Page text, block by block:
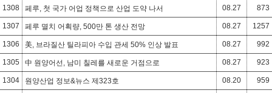
1308 페루, 첫 국가 어업 정책으로 산업 도약 나서 08.27 873
1307 페루 멸치 어획량, 500만 톤 생산 전망 08.27 1257
1306 美, 브라질산 틸라피아 수입 관세 50% 인상 발표 08.27 992
1305 中 원양어선, 남미 칠레를 새로운 거점으로 08.27 923
1304 원양산업 정보&뉴스 제323호 08.20 959